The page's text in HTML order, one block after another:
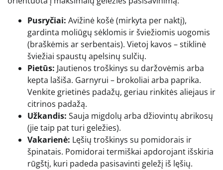
Pusryčiai: Avižinė košė (mirkyta per naktį),
gardinta moliūgų sėklomis ir šviežiomis uogomis
(braškėmis ar serbentais). Vietoj kavos – stiklinė
šviežiai spaustų apelsinų sulčių.
Pietūs: Jautienos troškinys su daržovėmis arba
kepta lašiša. Garnyrui – brokoliai arba paprika.
Venkite grietinės padažų, geriau rinkitės aliejaus ir
citrinos padažą.
Užkandis: Sauja migdolų arba džiovintų abrikosų
(jie taip pat turi geležies).
Vakarienė: Lęšių troškinys su pomidorais ir
špinatais. Pomidorai termiškai apdorojant išskiria
rūgštį, kuri padeda pasisavinti geležį iš lęšių.